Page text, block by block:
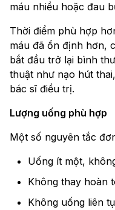
máu nhiều hoặc đau
Thời điểm phù hợp
máu đã ổn định hơn,
bắt đầu trở lại bình
thuật như nạo hút
bác sĩ điều trị.
Lượng uống phù hợp
Một số nguyên tắc
Uống ít một,
Không thay hoàn
Không uống liên